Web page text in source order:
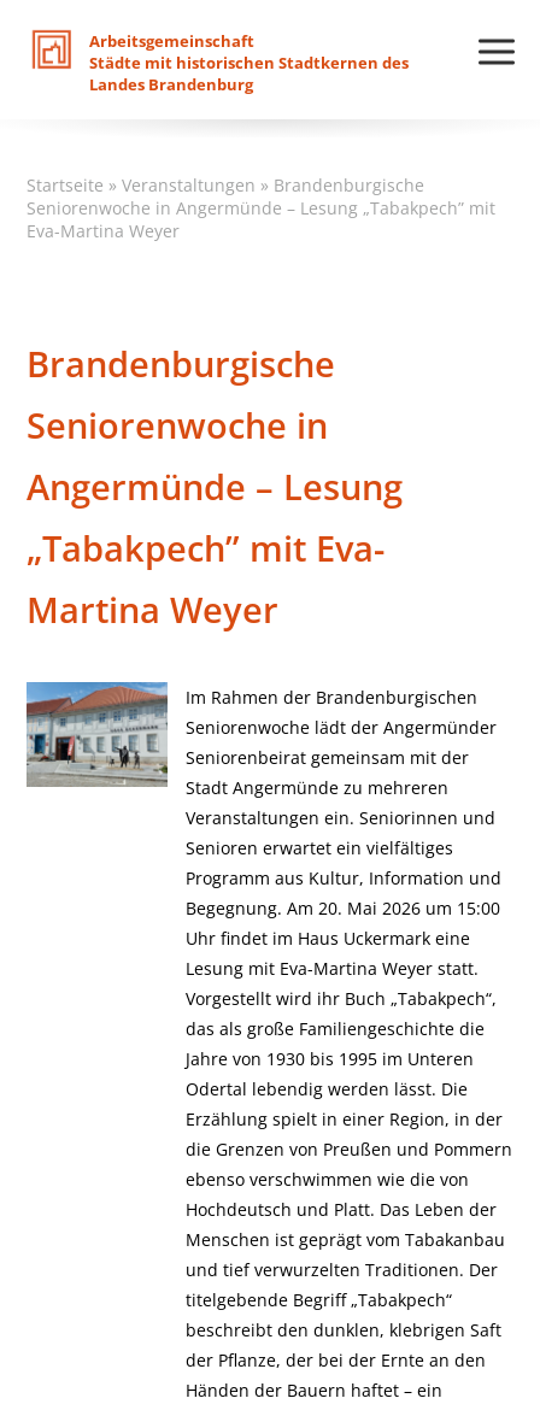
Arbeitsgemeinschaft
Städte mit historischen Stadtkernen des
Landes Brandenburg
Startseite »Veranstaltungen » Brandenburgische
Seniorenwoche in Angermünde – Lesung „Tabakpech” mit
Eva-Martina Weyer
Brandenburgische
Seniorenwoche in
Angermünde – Lesung
„Tabakpech” mit Eva-
Martina Weyer
Im Rahmen der Brandenburgischen
Seniorenwoche lädt der Angermünder
Seniorenbeirat gemeinsam mit der
Stadt Angermünde zu mehreren
Veranstaltungen ein. Seniorinnen und
Senioren erwartet ein vielfältiges
Programm aus Kultur, Information und
Begegnung. Am 20. Mai 2026 um 15:00
Uhr findet im Haus Uckermark eine
Lesung mit Eva-Martina Weyer statt.
Vorgestellt wird ihr Buch „Tabakpech“,
das als große Familiengeschichte die
Jahre von 1930 bis 1995 im Unteren
Odertal lebendig werden lässt. Die
Erzählung spielt in einer Region, in der
die Grenzen von Preußen und Pommern
ebenso verschwimmen wie die von
Hochdeutsch und Platt. Das Leben der
Menschen ist geprägt vom Tabakanbau
und tief verwurzelten Traditionen. Der
titelgebende Begriff „Tabakpech“
beschreibt den dunklen, klebrigen Saft
der Pflanze, der bei der Ernte an den
Händen der Bauern haftet – ein